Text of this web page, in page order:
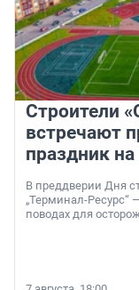
Строители
встречают
праздник на
В преддверии Дня
„Терминал-Ресурс“
поводах для